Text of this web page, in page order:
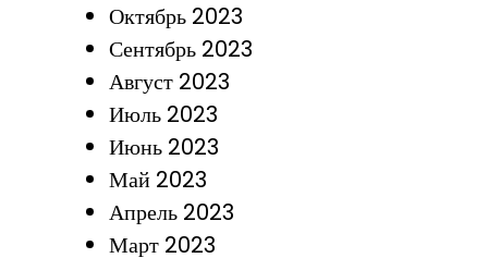
Октябрь 2023
Сентябрь 2023
Август 2023
Июль 2023
Июнь 2023
Май 2023
Апрель 2023
Март 2023